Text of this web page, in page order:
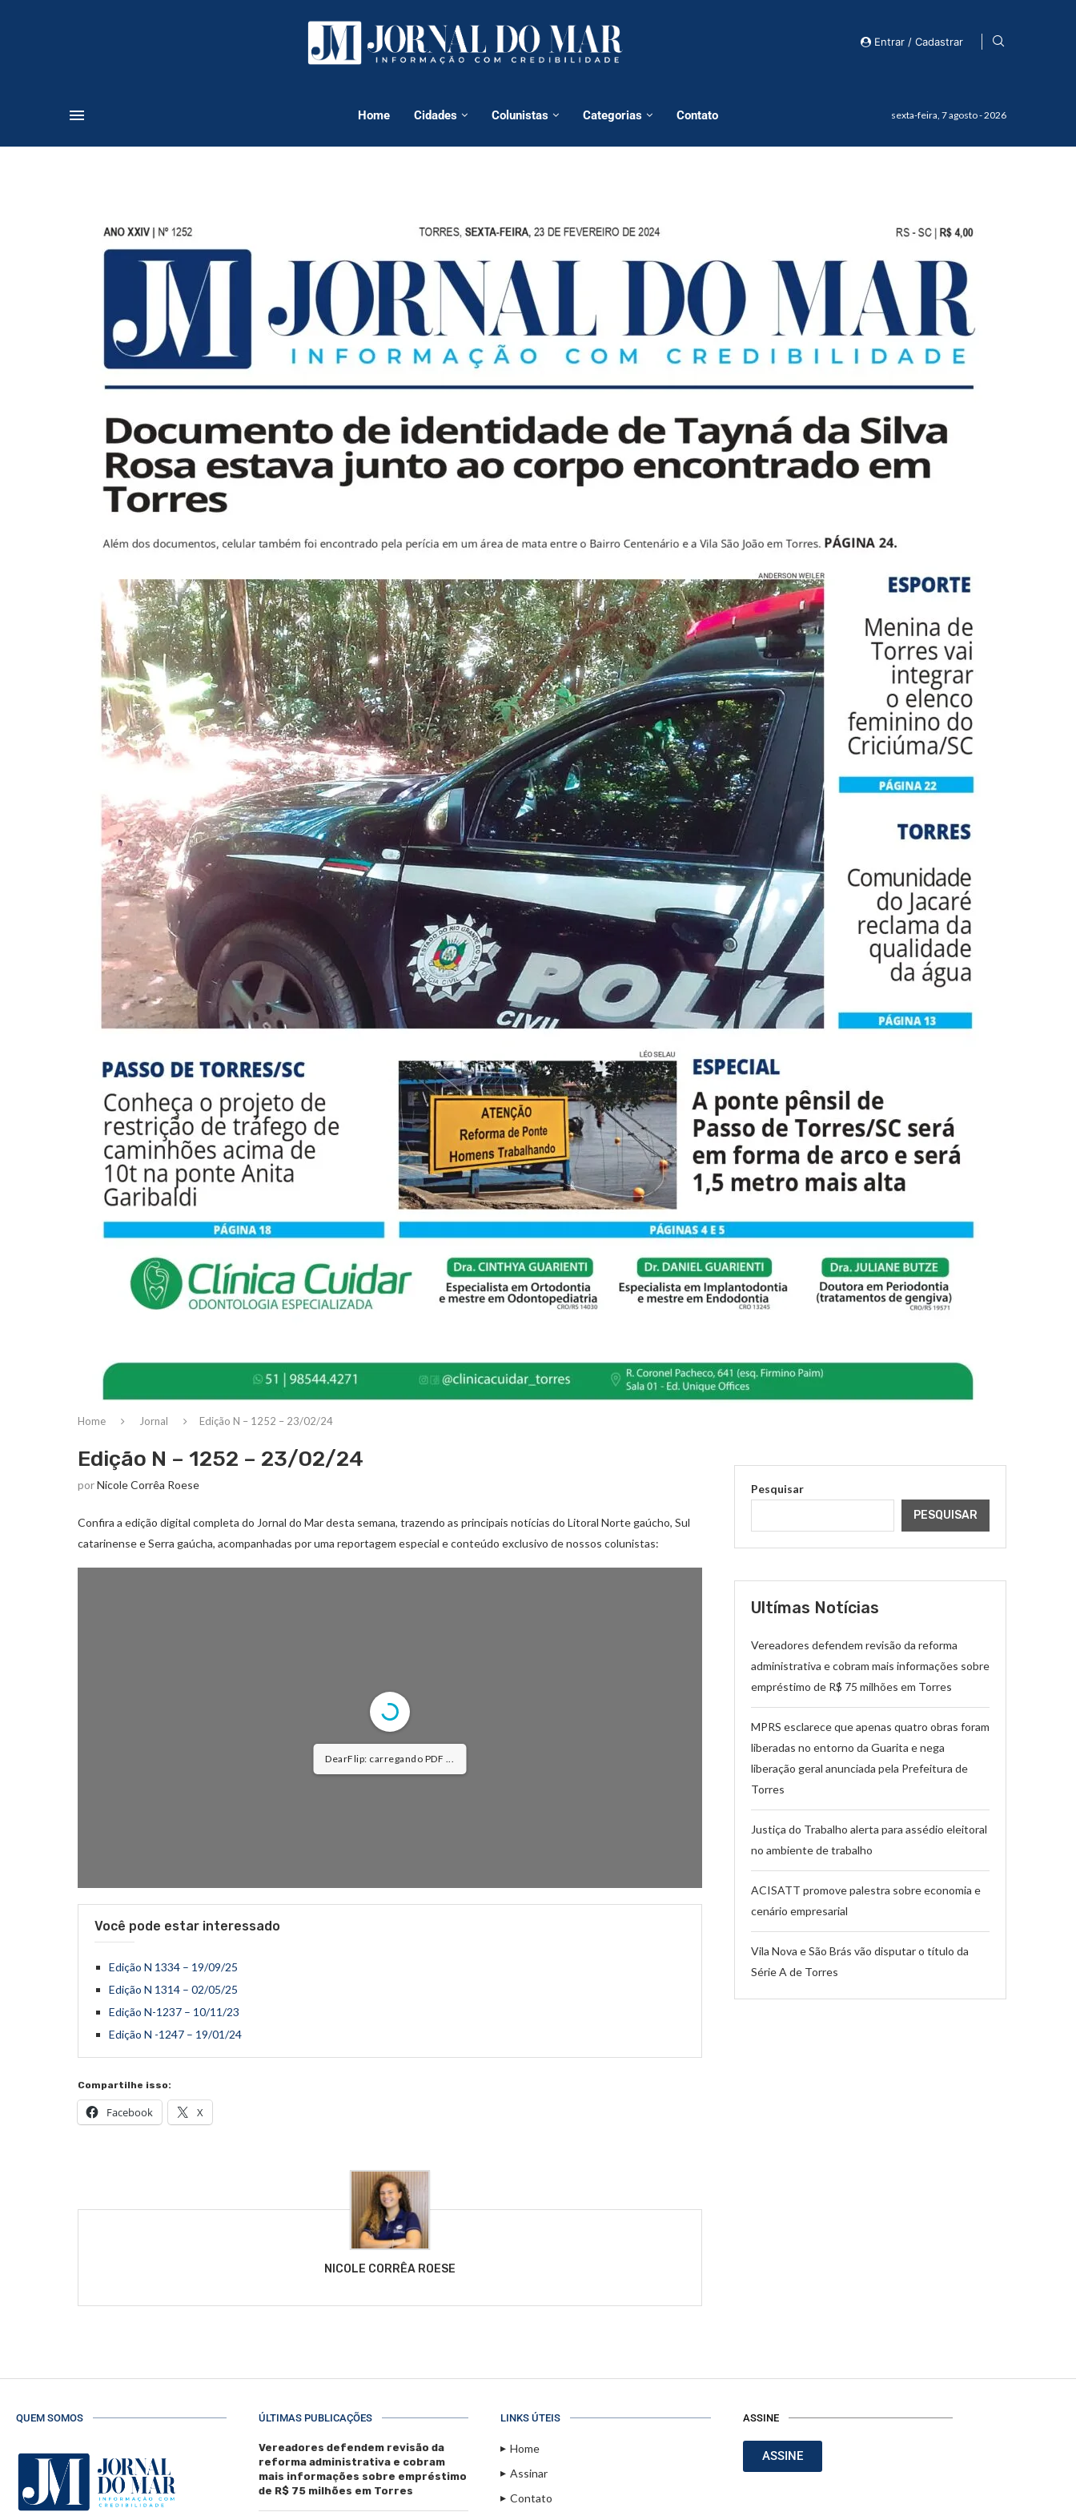
Entrar / Cadastrar
Home Cidades Colunistas Categorias Contato sexta-feira, 7 agosto - 2026
Home Jornal Edição N – 1252 – 23/02/24
Edição N – 1252 – 23/02/24
porNicole Corrêa Roese
Confira a edição digital completa do Jornal do Mar desta semana, trazendo as principais notícias do Litoral Norte gaúcho, Sul
catarinense e Serra gaúcha, acompanhadas por uma reportagem especial e conteúdo exclusivo de nossos colunistas:
DearFlip: carregando PDF 14% ...
Você pode estar interessado
Edição N 1334 – 19/09/25
Edição N 1314 – 02/05/25
Edição N-1237 – 10/11/23
Edição N -1247 – 19/01/24
Compartilhe isso:
Facebook X
NICOLE CORRÊA ROESE
Pesquisar
PESQUISAR
Ultímas Notícias
Vereadores defendem revisão da reforma
administrativa e cobram mais informações sobre
empréstimo de R$ 75 milhões em Torres
MPRS esclarece que apenas quatro obras foram
liberadas no entorno da Guarita e nega
liberação geral anunciada pela Prefeitura de
Torres
Justiça do Trabalho alerta para assédio eleitoral
no ambiente de trabalho
ACISATT promove palestra sobre economia e
cenário empresarial
Vila Nova e São Brás vão disputar o título da
Série A de Torres
QUEM SOMOS ÚLTIMAS PUBLICAÇÕES
Vereadores defendem revisão da
reforma administrativa e cobram
mais informações sobre empréstimo
de R$ 75 milhões em Torres
LINKS ÚTEIS
Home
Assinar
Contato
ASSINE
ASSINE